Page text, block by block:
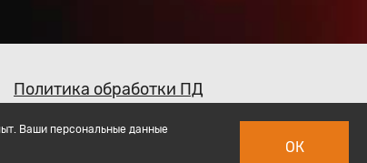
Политика обработки ПД
Ваши персональные данные
ОК